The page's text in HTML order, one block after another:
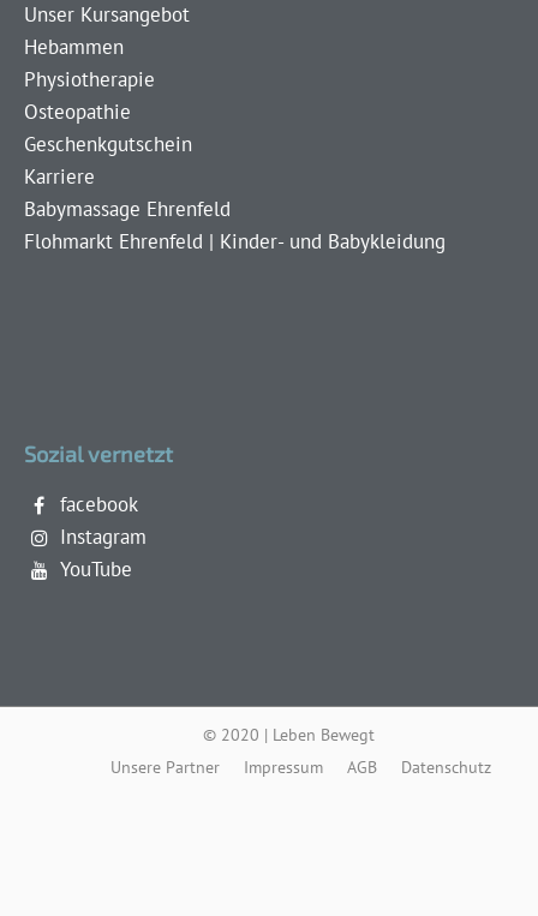
Unser Kursangebot
Hebammen
Physiotherapie
Osteopathie
Geschenkgutschein
Karriere
Babymassage Ehrenfeld
Flohmarkt Ehrenfeld | Kinder- und Babykleidung
Sozial vernetzt
facebook
Instagram
YouTube
© 2020 | Leben Bewegt
Unsere Partner
Impressum AGB Datenschutz